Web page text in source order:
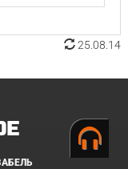
25.08.14